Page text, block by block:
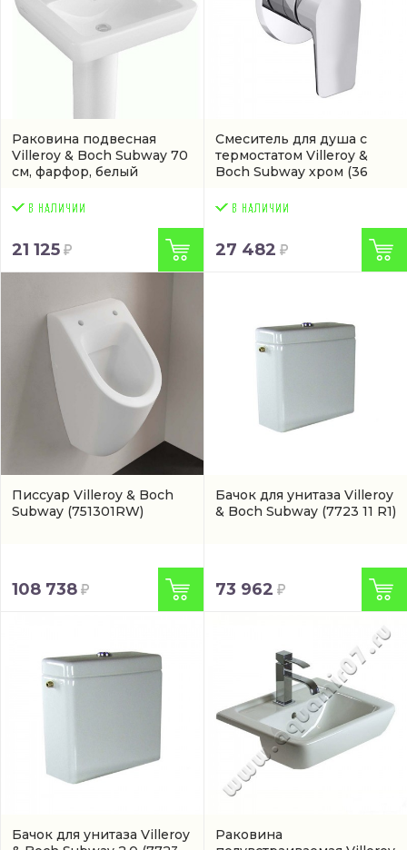
Раковина подвесная
Villeroy & Boch Subway 70
см, фарфор, белый
(артикул 6136 70 01)
21 125
Смеситель для душа с
термостатом Villeroy &
Boch Subway хром (36
27 482
Писсуар Villeroy & Boch
Subway (751301RW)
108 738
Бачок для унитаза Villeroy
& Boch Subway (7723 11 R1)
73 962
Бачок для унитаза Villeroy
Раковина